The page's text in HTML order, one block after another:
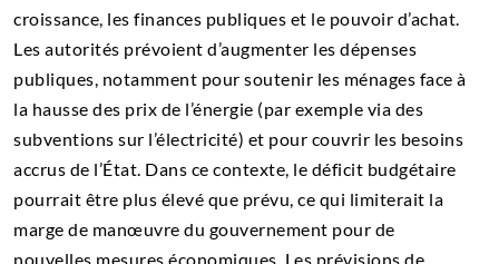
croissance, les finances publiques et le pouvoir d’achat.
Les autorités prévoient d’augmenter les dépenses
publiques, notamment pour soutenir les ménages face à
la hausse des prix de l’énergie (par exemple via des
subventions sur l’électricité) et pour couvrir les besoins
accrus de l’État. Dans ce contexte, le déficit budgétaire
pourrait être plus élevé que prévu, ce qui limiterait la
marge de manœuvre du gouvernement pour de
nouvelles mesures économiques. Les prévisions de